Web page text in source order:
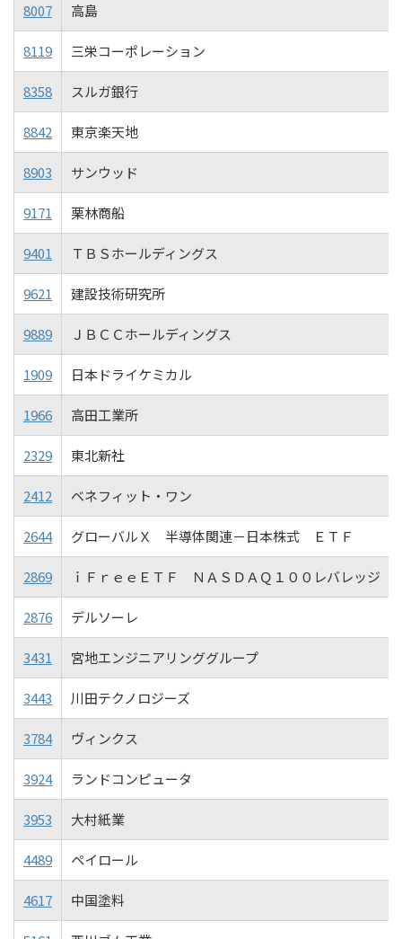
8007 高島
8119 三栄コーポレーション
8358 スルガ銀行
8842 東京楽天地
8903 サンウッド
9171 栗林商船
9401 ＴＢＳホールディングス
9621 建設技術研究所
9889 ＪＢＣＣホールディングス
1909 日本ドライケミカル
1966 高田工業所
2329 東北新社
2412 ベネフィット・ワン
2644 グローバルＸ 半導体関連－日本株式 ＥＴＦ
2869 ｉＦｒｅｅＥＴＦ ＮＡＳＤＡＱ１００レバレッジ
2876 デルソーレ
3431 宮地エンジニアリンググループ
3443 川田テクノロジーズ
3784 ヴィンクス
3924 ランドコンピュータ
3953 大村紙業
4489 ペイロール
4617 中国塗料